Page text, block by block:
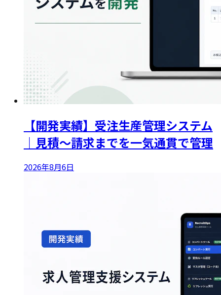
【開発実績】受注生産管理システム
｜見積〜請求までを一気通貫で管理
2026年8月6日